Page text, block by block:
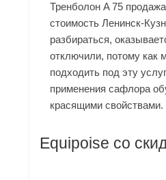
Тренболон A 75
стоимость Ленинск-
разбираться,
отключили, потому как
подходить под эту
применения сафлора
красящими свойствами.
Equipoise со